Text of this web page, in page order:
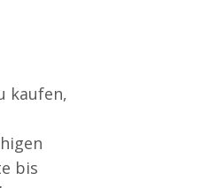
kaufen,
bis